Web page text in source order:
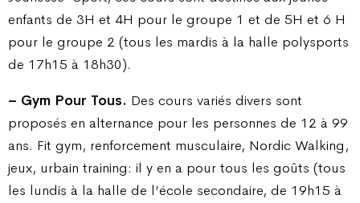
enfants de 3H et 4H pour le groupe 1 et de 5H et 6 H
pour le groupe 2 (tous les mardis à la halle polysports
de 17h15 à 18h30).
– Gym Pour Tous. Des cours variés divers sont
proposés en alternance pour les personnes de 12 à 99
ans. Fit gym, renforcement musculaire, Nordic Walking,
jeux, urbain training: il y en a pour tous les goûts (tous
les lundis à la halle de l’école secondaire, de 19h15 à